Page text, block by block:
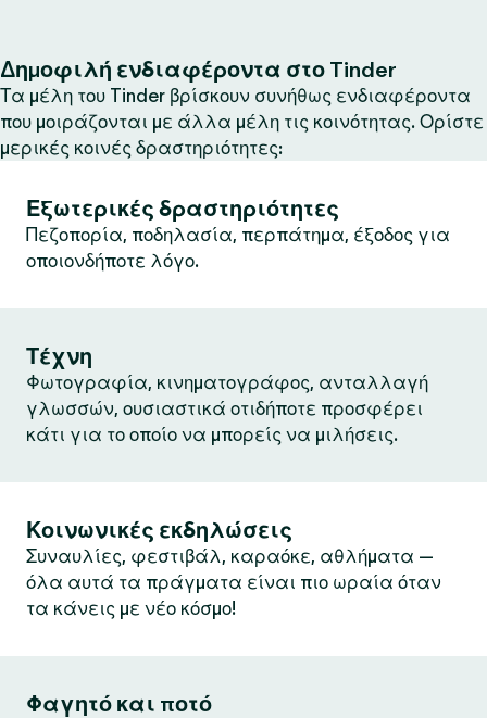
Δημοφιλή ενδιαφέροντα στο Tinder
Τα μέλη του Tinder βρίσκουν συνήθως ενδιαφέροντα
που μοιράζονται με άλλα μέλη τις κοινότητας. Ορίστε
μερικές κοινές δραστηριότητες:
Εξωτερικές δραστηριότητες
Πεζοπορία, ποδηλασία, περπάτημα, έξοδος για
οποιονδήποτε λόγο.
Τέχνη
Φωτογραφία, κινηματογράφος, ανταλλαγή
γλωσσών, ουσιαστικά οτιδήποτε προσφέρει
κάτι για το οποίο να μπορείς να μιλήσεις.
Κοινωνικές εκδηλώσεις
Συναυλίες, φεστιβάλ, καραόκε, αθλήματα —
όλα αυτά τα πράγματα είναι πιο ωραία όταν
τα κάνεις με νέο κόσμο!
Φαγητό και ποτό